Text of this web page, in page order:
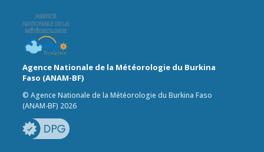
Agence Nationale de la Météorologie du Burkina
Faso (ANAM-BF)
© Agence Nationale de la Météorologie du Burkina Faso
(ANAM-BF) 2026